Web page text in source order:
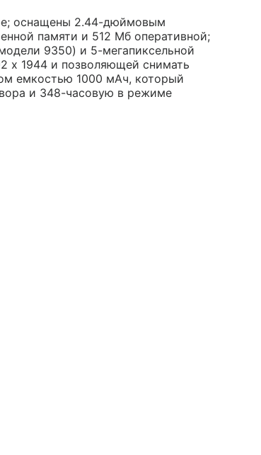
оснащены 2.44-дюймовым
памяти и 512 Мб оперативной;
9350) и 5-мегапиксельной
х 1944 и позволяющей снимать
емкостью 1000 мАч, который
и 348-часовую в режиме